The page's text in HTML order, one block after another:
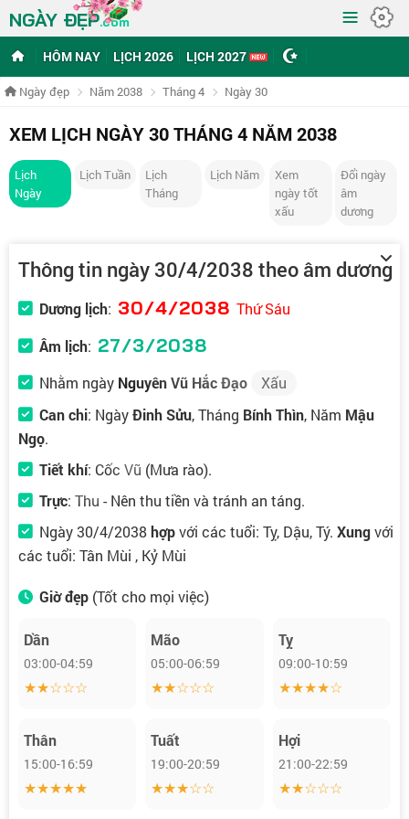
NGÀY ĐẸP.com ≡
HÔM NAY LỊCH 2026 LỊCH 2027
Ngày đẹp Năm 2038 Tháng 4 Ngày 30
XEM LỊCH NGÀY 30 THÁNG 4 NĂM 2038
Lịch
Ngày
Lịch Tuần
Lịch
Tháng
Lịch Năm
Xem
ngày tốt
xấu
Đổi ngày
âm
dương
Thông tin ngày 30/4/2038 theo âm dương
Dương lịch: 30/4/2038 Thứ Sáu
Âm lịch: 27/3/2038
Nhằm ngày Nguyên Vũ Hắc Đạo
Xấu
Can chi: NgàyĐinh Sửu, Tháng Bính Thìn, Năm Mậu
Ngọ.
Tiết khí: Cốc Vũ (Mưa rào).
Trực: Thu - Nên thu tiền và tránh an táng.
Ngày 30/4/2038hợpvới các tuổi: Tỵ, Dậu, Tý. Xungvới
các tuổi: Tân Mùi , Kỷ Mùi
Giờ đẹp (Tốt cho mọi việc)
Dần
03:00-04:59
★★☆☆☆
Mão
05:00-06:59
★★☆☆☆
Tỵ
09:00-10:59
★★★★☆
Thân
15:00-16:59
★★★★★
Tuất
19:00-20:59
★★★☆☆
Hợi
21:00-22:59
★★☆☆☆